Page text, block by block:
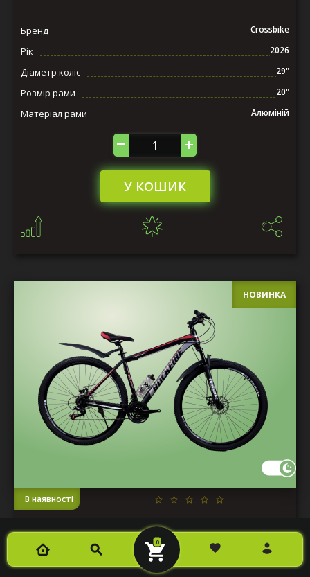
0
Бренд Crossbike
Рік 2026
Діаметр коліс 29"
Розмір рами 20"
Матеріал рами Алюміній
У КОШИК
НОВИНКА
В наявності
ВЕЛОСИПЕД CROSSBIKE ROCKFIRE 29" 19"
ЧОРНИЙ-ЧЕРВОНИЙ